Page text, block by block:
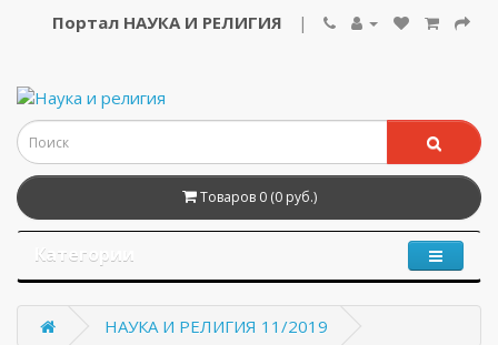
Портал НАУКА И РЕЛИГИЯ |
Товаров 0 (0 руб.)
Категории
НАУКА И РЕЛИГИЯ 11/2019